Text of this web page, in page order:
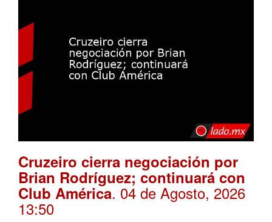
Cruzeiro cierra negociación por
Brian Rodríguez; continuará con
Club América. 04 de Agosto, 2026
13:50